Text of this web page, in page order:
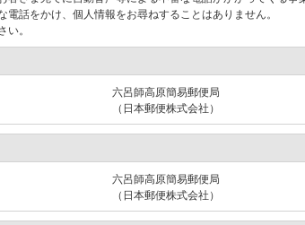
電話をかけ、個人情報をお尋ねすることはありません。
。
六呂師高原簡易郵便局
（日本郵便株式会社）
六呂師高原簡易郵便局
（日本郵便株式会社）